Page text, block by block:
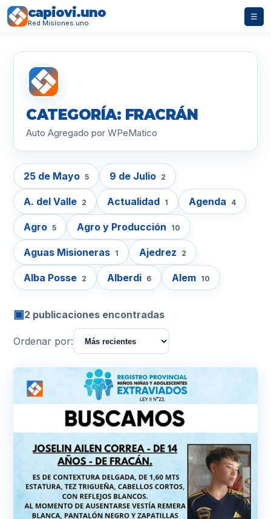
capiovi.uno
Red Misiones.uno
☰
CATEGORÍA: FRACRÁN
Auto Agregado por WPeMatico
25 de Mayo 5 9 de Julio 2
A. del Valle 2 Actualidad 1 Agenda 4
Agro 5 Agro y Producción 10
Aguas Misioneras 1 Ajedrez 2
Alba Posse 2 Alberdi 6 Alem 10
▣2 publicaciones encontradas
Ordenar por: